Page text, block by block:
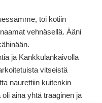
toi kotiin
vehnäsellä. Ääni
ja Kankkulankaivolla
vitseistä
naurettiin kuitenkin
aina yhtä traaginen ja